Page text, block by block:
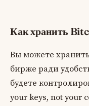
Как хранить
Вы можете
бирже ради
будете
your keys, not your